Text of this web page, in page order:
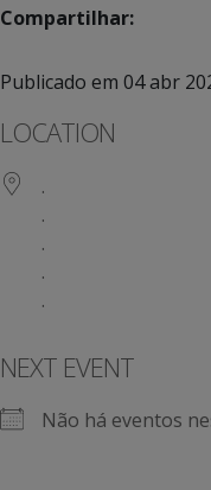
Compartilhar:
Publicado em 04 abr
LOCATION
.
.
.
.
.
NEXT EVENT
Não há eventos